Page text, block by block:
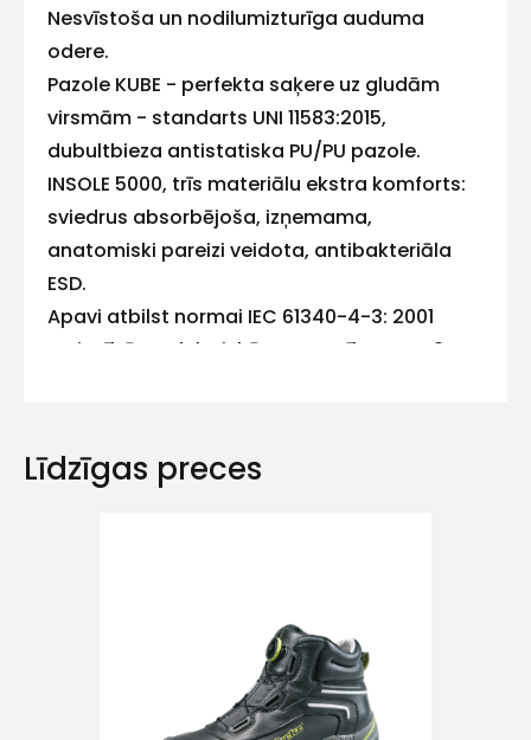
Nesvīstoša un nodilumizturīga auduma
odere.
Pazole KUBE - perfekta saķere uz gludām
virsmām - standarts UNI 11583:2015,
dubultbieza antistatiska PU/PU pazole.
INSOLE 5000, trīs materiālu ekstra komforts:
sviedrus absorbējoša, izņemama,
anatomiski pareizi veidota, antibakteriāla
ESD.
Apavi atbilst normai IEC 61340-4-3: 2001
attiecībā uz elektriskās pretestības ESD 3.
Līdzīgas preces
mums!
pēc
iespējas
ātrāk
Vārds
E-pasts